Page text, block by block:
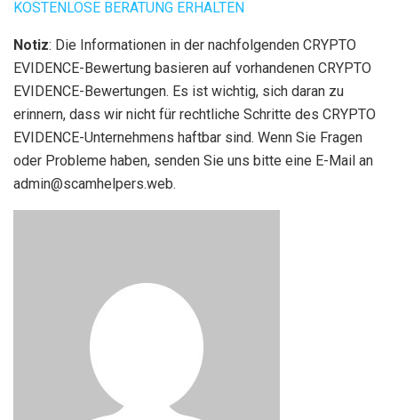
KOSTENLOSE BERATUNG ERHALTEN
Notiz: Die Informationen in der nachfolgenden CRYPTO
EVIDENCE-Bewertung basieren auf vorhandenen CRYPTO
EVIDENCE-Bewertungen. Es ist wichtig, sich daran zu
erinnern, dass wir nicht für rechtliche Schritte des CRYPTO
EVIDENCE-Unternehmens haftbar sind. Wenn Sie Fragen
oder Probleme haben, senden Sie uns bitte eine E-Mail an
admin@scamhelpers.web.